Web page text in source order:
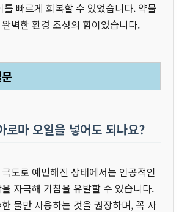
틀 빠르게 회복할 수 있었습니다. 약물
벽한 환경 조성의 힘이었습니다.
로마 오일을 넣어도 되나요?
도로 예민해진 상태에서는 인공적인
자극해 기침을 유발할 수 있습니다.
물만 사용하는 것을 권장하며, 꼭 사